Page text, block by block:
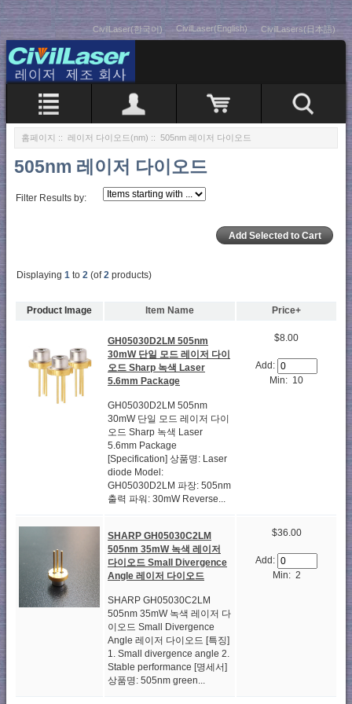
CivilLaser(한국어) CivilLaser(English) CivilLasers(日本語)
홈페이지 :: 레이저 다이오드(nm) :: 505nm 레이저 다이오드
505nm 레이저 다이오드
Filter Results by:
Displaying 1 to 2 (of2 products)
Product Image Item Name Price+
GH05030D2LM 505nm
30mW 단일 모드 레이저 다이
오드 Sharp 녹색 Laser
5.6mm Package
GH05030D2LM 505nm
30mW 단일 모드 레이저 다이
오드 Sharp 녹색 Laser
5.6mm Package
[Specification] 상품명: Laser
diode Model:
GH05030D2LM 파장: 505nm
출력 파워: 30mW Reverse...
$8.00
Add:
Min: 10
SHARP GH05030C2LM
505nm 35mW 녹색 레이저
다이오드 Small Divergence
Angle 레이저 다이오드
SHARP GH05030C2LM
505nm 35mW 녹색 레이저 다
이오드 Small Divergence
Angle 레이저 다이오드 [특징]
1. Small divergence angle 2.
Stable performance [명세서]
상품명: 505nm green...
$36.00
Add:
Min: 2